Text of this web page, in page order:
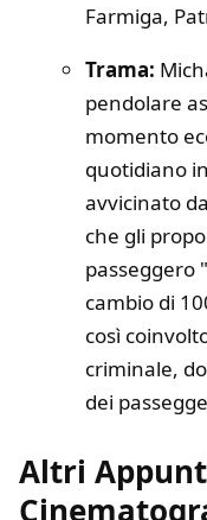
Farmiga,
Trama:
pendolare
momento
quotidiano
avvicinato
che gli
passeggero
cambio di
così
criminale,
dei
Altri